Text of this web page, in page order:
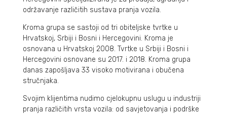
održavanje različitih sustava pranja vozila.
Kroma grupa se sastoji od tri obiteljske tvrtke u
Hrvatskoj, Srbiji i Bosni i Hercegovini. Kroma je
osnovana u Hrvatskoj 2008. Tvrtke u Srbiji i Bosni i
Hercegovini osnovane su 2017. i 2018. Kroma grupa
danas zapošljava 33 visoko motivirana i obučena
stručnjaka.
Svojim klijentima nudimo cjelokupnu uslugu u industriji
pranja različitih vrsta vozila: od savjetovanja i podrške